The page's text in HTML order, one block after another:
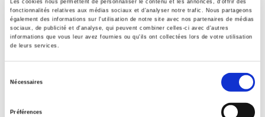
Les cookies nous permettent de personnaliser le contenu et les annonces, d'offrir des
fonctionnalités relatives aux médias sociaux et d'analyser notre trafic. Nous partageons
également des informations sur l'utilisation de notre site avec nos partenaires de médias
sociaux, de publicité et d'analyse, qui peuvent combiner celles-ci avec d'autres
informations que vous leur avez fournies ou qu'ils ont collectées lors de votre utilisation
de leurs services.
Nécessaires
Préférences
2005
Subject Scheme Identifier Code
Thema subject category: Politics and government